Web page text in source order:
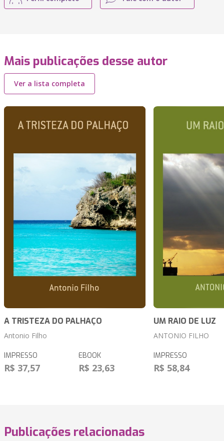
Mais publicações desse autor
Ver a lista completa
A TRISTEZA DO PALHAÇO
Antonio Filho
IMPRESSO
R$ 37,57
EBOOK
R$ 23,63
UM RAIO DE LUZ
ANTONIO FILHO
IMPRESSO
R$ 58,84
Publicações relacionadas